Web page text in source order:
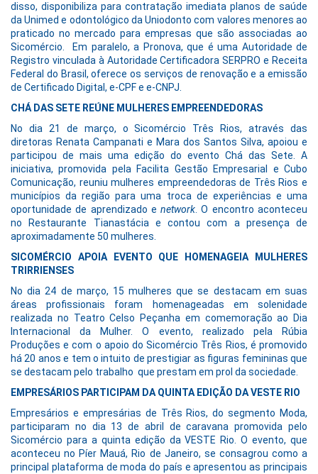
disso, disponibiliza para contratação imediata planos de saúde
da Unimed e odontológico da Uniodonto com valores menores ao
praticado no mercado para empresas que são associadas ao
Sicomércio. Em paralelo, a Pronova, que é uma Autoridade de
Registro vinculada à Autoridade Certificadora SERPRO e Receita
Federal do Brasil, oferece os serviços de renovação e a emissão
de Certificado Digital, e-CPF e e-CNPJ.
CHÁ DAS SETE REÚNE MULHERES EMPREENDEDORAS
No dia 21 de março, o Sicomércio Três Rios, através das
diretoras Renata Campanati e Mara dos Santos Silva, apoiou e
participou de mais uma edição do evento Chá das Sete. A
iniciativa, promovida pela Facilita Gestão Empresarial e Cubo
Comunicação, reuniu mulheres empreendedoras de Três Rios e
municípios da região para uma troca de experiências e uma
oportunidade de aprendizado enetwork . O encontro aconteceu
no Restaurante Tianastácia e contou com a presença de
aproximadamente 50 mulheres.
SICOMÉRCIO APOIA EVENTO QUE HOMENAGEIA MULHERES
TRIRRIENSES
No dia 24 de março, 15 mulheres que se destacam em suas
áreas profissionais foram homenageadas em solenidade
realizada no Teatro Celso Peçanha em comemoração ao Dia
Internacional da Mulher. O evento, realizado pela Rúbia
Produções e com o apoio do Sicomércio Três Rios, é promovido
há 20 anos e tem o intuito de prestigiar as figuras femininas que
se destacam pelo trabalho que prestam em prol da sociedade.
EMPRESÁRIOS PARTICIPAM DA QUINTA EDIÇÃO DA VESTE RIO
Empresários e empresárias de Três Rios, do segmento Moda,
participaram no dia 13 de abril de caravana promovida pelo
Sicomércio para a quinta edição da VESTE Rio. O evento, que
aconteceu no Píer Mauá, Rio de Janeiro, se consagrou como a
principal plataforma de moda do país e apresentou as principais